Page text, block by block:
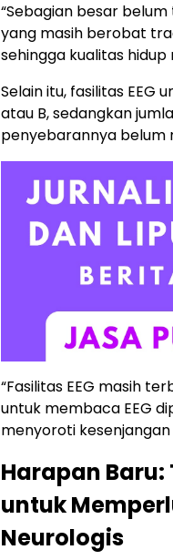
“Sebagian besar
yang masih berobat
sehingga kualitas
Selain itu, fasilitas EEG
atau B, sedangkan
penyebarannya belum
“Fasilitas EEG masih
untuk membaca EEG
menyoroti
Harapan Baru:
untuk
Neurologis